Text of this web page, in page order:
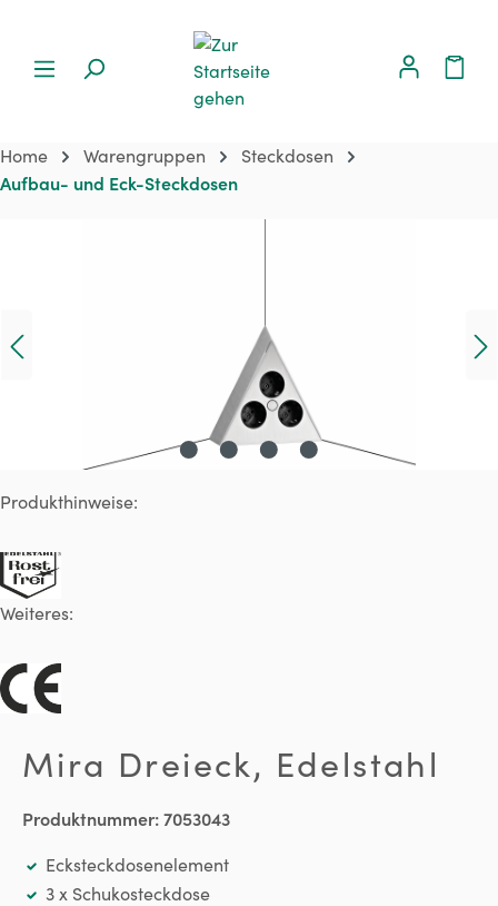
Home Warengruppen Steckdosen
Aufbau- und Eck-Steckdosen
Produkthinweise:
Weiteres:
Mira Dreieck, Edelstahl
Produktnummer:7053043
Ecksteckdosenelement
3 x Schukosteckdose